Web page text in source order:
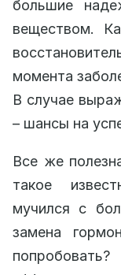
большие
веществом.
момента
В случае
– шансы на
Все же
такое
мучился с
замена